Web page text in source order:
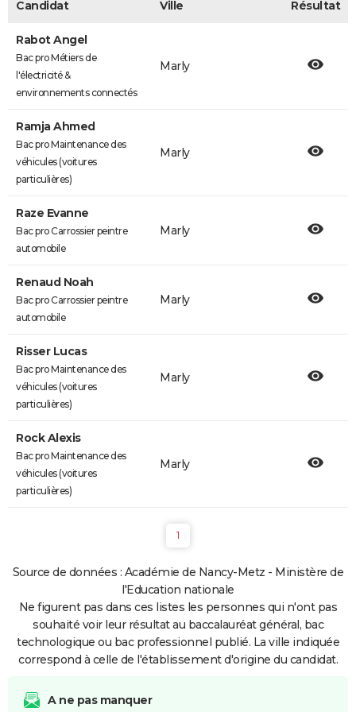
Candidat Ville Résultat
Rabot Angel
Bac pro Métiers de
l'électricité &
environnements connectés
Marly
Ramja Ahmed
Bac pro Maintenance des
véhicules (voitures
particulières)
Marly
Raze Evanne
Bac pro Carrossier peintre
automobile
Marly
Renaud Noah
Bac pro Carrossier peintre
automobile
Marly
Risser Lucas
Bac pro Maintenance des
véhicules (voitures
particulières)
Marly
Rock Alexis
Bac pro Maintenance des
véhicules (voitures
particulières)
Marly
1
Source de données : Académie de Nancy-Metz - Ministère de
l'Education nationale
Ne figurent pas dans ces listes les personnes qui n'ont pas
souhaité voir leur résultat au baccalauréat général, bac
technologique ou bac professionnel publié. La ville indiquée
correspond à celle de l'établissement d'origine du candidat.
A ne pas manquer